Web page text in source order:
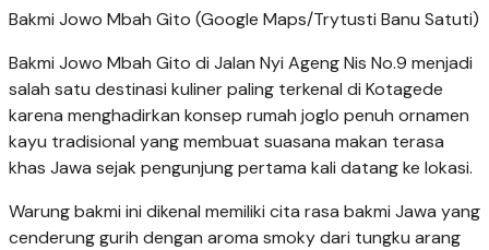
Bakmi Jowo Mbah Gito (Google Maps/Trytusti Banu Satuti)
Bakmi Jowo Mbah Gito di Jalan Nyi Ageng Nis No.9 menjadi
salah satu destinasi kuliner paling terkenal di Kotagede
karena menghadirkan konsep rumah joglo penuh ornamen
kayu tradisional yang membuat suasana makan terasa
khas Jawa sejak pengunjung pertama kali datang ke lokasi.
Warung bakmi ini dikenal memiliki cita rasa bakmi Jawa yang
cenderung gurih dengan aroma smoky dari tungku arang